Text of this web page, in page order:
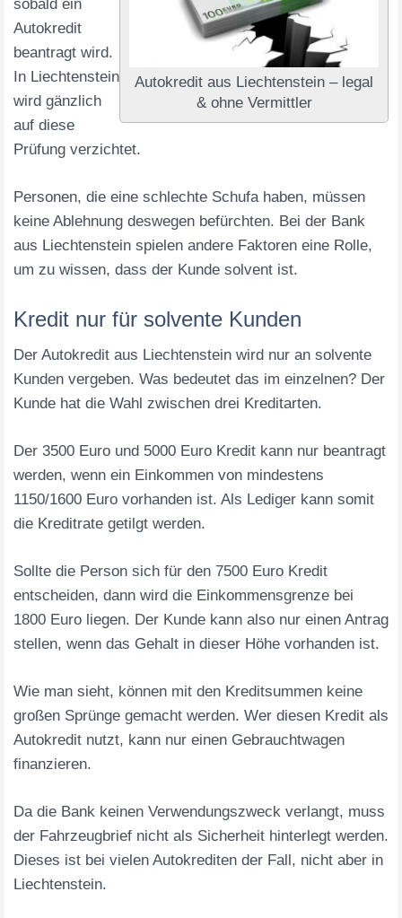
Autokredit aus Liechtenstein – legal
& ohne Vermittler
sobald ein
Autokredit
beantragt wird.
In Liechtenstein
wird gänzlich
auf diese
Prüfung verzichtet.
Personen, die eine schlechte Schufa haben, müssen
keine Ablehnung deswegen befürchten. Bei der Bank
aus Liechtenstein spielen andere Faktoren eine Rolle,
um zu wissen, dass der Kunde solvent ist.
Kredit nur für solvente Kunden
Der Autokredit aus Liechtenstein wird nur an solvente
Kunden vergeben. Was bedeutet das im einzelnen? Der
Kunde hat die Wahl zwischen drei Kreditarten.
Der 3500 Euro und 5000 Euro Kredit kann nur beantragt
werden, wenn ein Einkommen von mindestens
1150/1600 Euro vorhanden ist. Als Lediger kann somit
die Kreditrate getilgt werden.
Sollte die Person sich für den 7500 Euro Kredit
entscheiden, dann wird die Einkommensgrenze bei
1800 Euro liegen. Der Kunde kann also nur einen Antrag
stellen, wenn das Gehalt in dieser Höhe vorhanden ist.
Wie man sieht, können mit den Kreditsummen keine
großen Sprünge gemacht werden. Wer diesen Kredit als
Autokredit nutzt, kann nur einen Gebrauchtwagen
finanzieren.
Da die Bank keinen Verwendungszweck verlangt, muss
der Fahrzeugbrief nicht als Sicherheit hinterlegt werden.
Dieses ist bei vielen Autokrediten der Fall, nicht aber in
Liechtenstein.